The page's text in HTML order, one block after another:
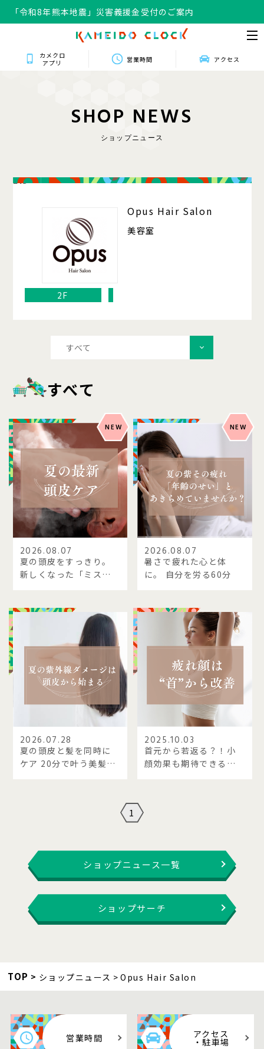
「令和8年熊本地震」災害義援金受付のご案内
カメクロ
アプリ
営業時間 アクセス
SHOP NEWS
ショップニュース
213
Opus Hair Salon
美容室
2F
すべて
すべて
2026.08.07
夏の頭皮をすっきり。
新しくなった「ミスト
2026.08.07
暑さで疲れた心と体
に。 自分を労る60分
2026.07.28
夏の頭皮と髪を同時に
ケア 20分で叶う美髪ケ
2025.10.03
首元から若返る？！小
顔効果も期待できる新
1
ショップニュース一覧
ショップサーチ
TOP ショップニュース Opus Hair Salon
営業時間 アクセス
・駐車場